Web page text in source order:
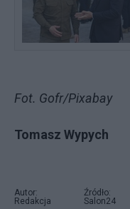
Fot. Gofr/Pixabay
Tomasz Wypych
Autor:
Redakcja
Źródło:
Salon24